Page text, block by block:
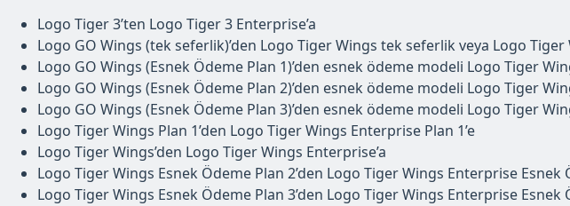
Logo Tiger 3’ten Logo Tiger 3 Enterprise’a
Logo GO Wings (tek seferlik)’den Logo Tiger Wings tek seferlik veya Logo
Logo GO Wings (Esnek Ödeme Plan 1)’den esnek ödeme modeli Logo Tiger
Logo GO Wings (Esnek Ödeme Plan 2)’den esnek ödeme modeli Logo Tiger
Logo GO Wings (Esnek Ödeme Plan 3)’den esnek ödeme modeli Logo Tiger
Logo Tiger Wings Plan 1’den Logo Tiger Wings Enterprise Plan 1’e
Logo Tiger Wings’den Logo Tiger Wings Enterprise’a
Logo Tiger Wings Esnek Ödeme Plan 2’den Logo Tiger Wings Enterprise Esnek
Logo Tiger Wings Esnek Ödeme Plan 3’den Logo Tiger Wings Enterprise Esnek